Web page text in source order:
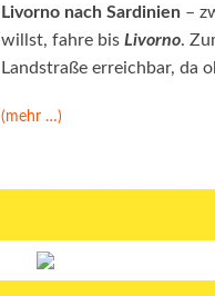
Livorno nach Sardinien –
willst, fahre bisLivorno.
Landstraße erreichbar, da
(mehr …)